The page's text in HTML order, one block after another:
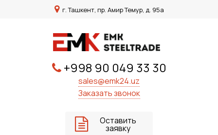
г. Ташкент, пр. Амир Темур, д. 95а
+998 90 049 33 30
sales@emk24.uz
Заказать звонок
Оставить
заявку